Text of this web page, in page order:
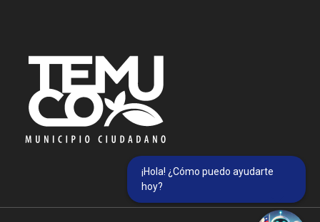
¡Hola! ¿Cómo puedo ayudarte
hoy?